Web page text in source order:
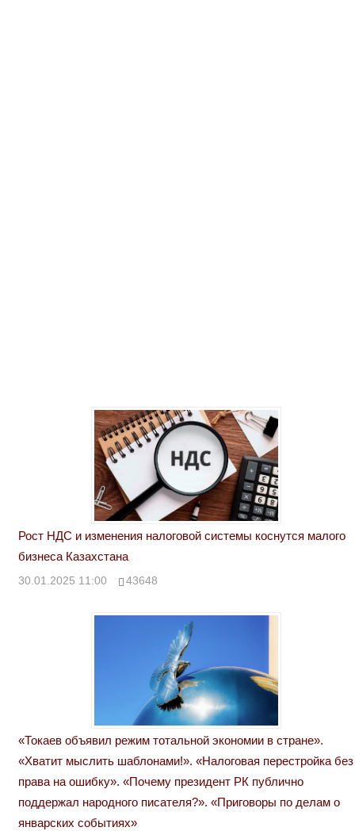
Рост НДС и изменения налоговой системы коснутся малого
бизнеса Казахстана
30.01.2025 11:00 43648
«Токаев объявил режим тотальной экономии в стране».
«Хватит мыслить шаблонами!». «Налоговая перестройка без
права на ошибку». «Почему президент РК публично
поддержал народного писателя?». «Приговоры по делам о
январских событиях»